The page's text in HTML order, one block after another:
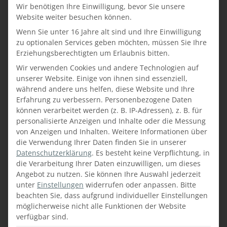
URLAUB ZU JEDER
KÜCHE – WIR SCHENKEN
IHNEN ZEIT FÜR S’ICH
BEIM KÜCHENKAUF!
Wir schenken Ihnen Zeit für
S’ICH beim Küchenkauf.
Erfahren Sie mehr über unsere
einmalige zeitlich begrenzte
Küchenaktion!
MEHR
Wir benötigen Ihre Einwilligung, bevor Sie unsere
Website weiter besuchen können.
Wenn Sie unter 16 Jahre alt sind und Ihre Einwilligung
zu optionalen Services geben möchten, müssen Sie Ihre
Erziehungsberechtigten um Erlaubnis bitten.
Wir verwenden Cookies und andere Technologien auf
unserer Website. Einige von ihnen sind essenziell,
während andere uns helfen, diese Website und Ihre
Erfahrung zu verbessern. Personenbezogene Daten
können verarbeitet werden (z. B. IP-Adressen), z. B. für
personalisierte Anzeigen und Inhalte oder die Messung
von Anzeigen und Inhalten. Weitere Informationen über
die Verwendung Ihrer Daten finden Sie in unserer
Datenschutzerklärung. Es besteht keine Verpflichtung, in
die Verarbeitung Ihrer Daten einzuwilligen, um dieses
Angebot zu nutzen. Sie können Ihre Auswahl jederzeit
unter Einstellungen widerrufen oder anpassen. Bitte
beachten Sie, dass aufgrund individueller Einstellungen
möglicherweise nicht alle Funktionen der Website
verfügbar sind.